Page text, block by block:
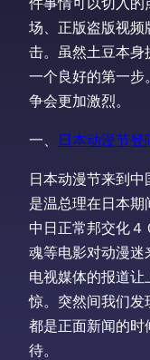
场、正版盗版视频
击。虽然土豆本身
一个良好的第一步
争会更加激烈。
一、 日本动漫节登
日本动漫节来到
是温总理在日本
中日正常邦交化４
魂等电影对动漫迷
电视媒体的报道
惊。突然间我们发
都是正面新闻的时
待。